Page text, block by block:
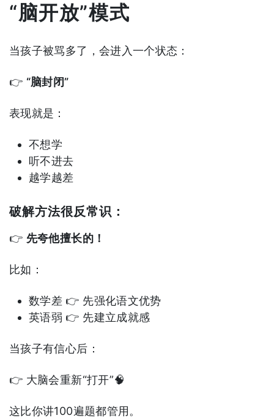
“脑开放”模式
当孩子被骂多了，会进入一个状态：
👉 “脑封闭”
表现就是：
不想学
听不进去
越学越差
破解方法很反常识：
👉 先夸他擅长的！
比如：
数学差 👉 先强化语文优势
英语弱 👉 先建立成就感
当孩子有信心后：
👉 大脑会重新“打开”🧠
这比你讲100遍题都管用。